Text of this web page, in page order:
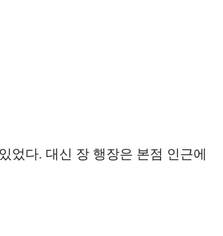
었다. 대신 장 행장은 본점 인근에